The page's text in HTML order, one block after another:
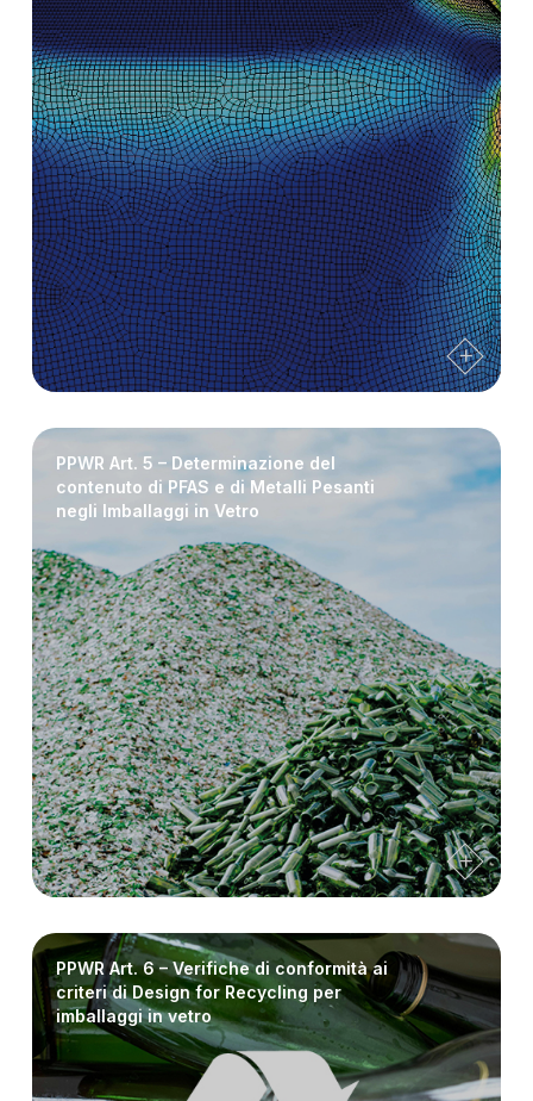
PPWR Art. 5 – Determinazione del
contenuto di PFAS e di Metalli Pesanti
negli Imballaggi in Vetro
PPWR Art. 6 – Verifiche di conformità ai
criteri di Design for Recycling per
imballaggi in vetro